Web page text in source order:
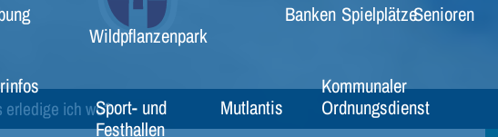
Wildpflanzenpark
Sport- und
Festhallen
Mutlantis
Banken SpielplätzeSenioren
Kommunaler
Ordnungsdienst
erledige ich wo?